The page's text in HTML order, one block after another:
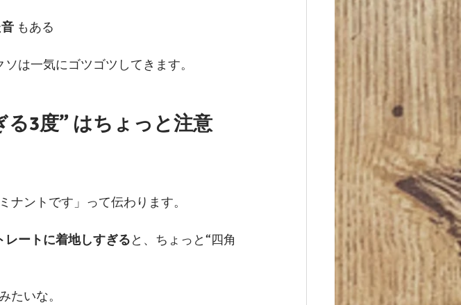
もある
は一気にゴツゴツしてきます。
る3度” はちょっと注意
ナントです」って伝わります。
レートに着地しすぎると、ちょっと“四角
たいな。